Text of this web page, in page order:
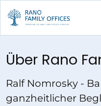
Startseite
Über Rano
Ralf Nomrosky -
ganzheitlicher